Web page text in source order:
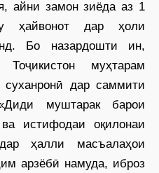
айни замон зиёда аз 1
ҳайвонот дар ҳоли
Бо назардошти ин,
муҳтарам
дар саммити
муштарак барои
истифодаи оқилонаи
ҳалли масъалаҳои
арзёбӣ намуда, иброз